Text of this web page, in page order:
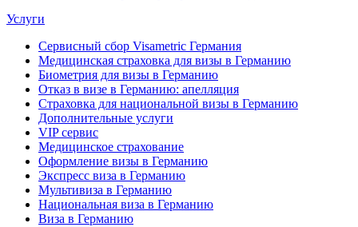
Услуги
Сервисный сбор Visametric Германия
Медицинская страховка для визы в Германию
Биометрия для визы в Германию
Отказ в визе в Германию: апелляция
Страховка для национальной визы в Германию
Дополнительные услуги
VIP сервис
Медицинское страхование
Оформление визы в Германию
Экспресс виза в Германию
Мультивиза в Германию
Национальная виза в Германию
Виза в Германию